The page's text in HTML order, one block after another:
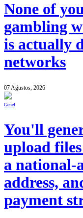
None of
gambling
is actually
networks
07 Ağustos, 2026
Genel
You'll
upload
a national-
address,
payment